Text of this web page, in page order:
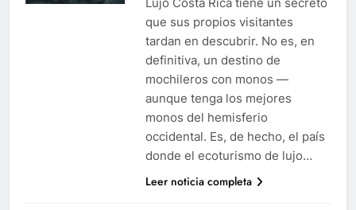
que sus propios visitantes
tardan en descubrir. No es, en
definitiva, un destino de
mochileros con monos —
aunque tenga los mejores
monos del hemisferio
occidental. Es, de hecho, el país
donde el ecoturismo de lujo…
Leer noticia completa